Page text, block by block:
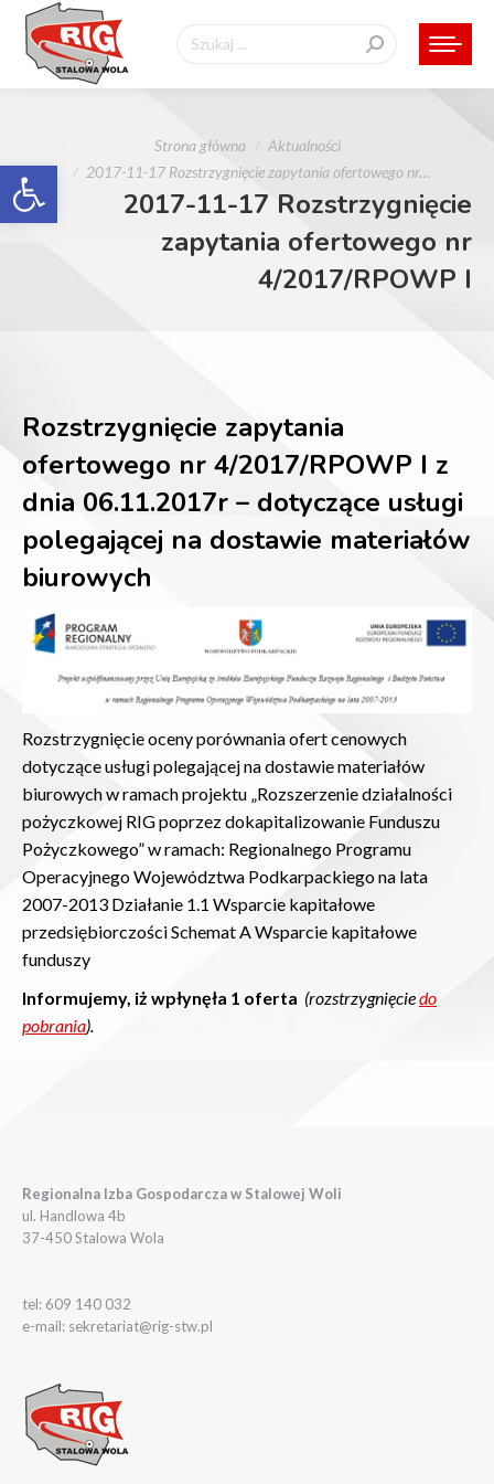
Otwórz pasek narzędzi
Szukaj:
Strona główna
Aktualności
2017-11-17 Rozstrzygnięcie zapytania ofertowego nr…
2017-11-17 Rozstrzygnięcie
zapytania ofertowego nr
4/2017/RPOWP I
Rozstrzygnięcie zapytania
ofertowego nr 4/2017/RPOWP I z
dnia 06.11.2017r – dotyczące usługi
polegającej na dostawie materiałów
biurowych
Rozstrzygnięcie oceny porównania ofert cenowych
dotyczące usługi polegającej na dostawie materiałów
biurowych w ramach projektu „Rozszerzenie działalności
pożyczkowej RIG poprzez dokapitalizowanie Funduszu
Pożyczkowego” w ramach: Regionalnego Programu
Operacyjnego Województwa Podkarpackiego na lata
2007-2013 Działanie 1.1 Wsparcie kapitałowe
przedsiębiorczości Schemat A Wsparcie kapitałowe
funduszy
Informujemy, iż wpłynęła 1 oferta (rozstrzygnięciedo
pobrania).
Regionalna Izba Gospodarcza w Stalowej Woli
ul. Handlowa 4b
37-450 Stalowa Wola
tel: 609 140 032
e-mail: sekretariat@rig-stw.pl